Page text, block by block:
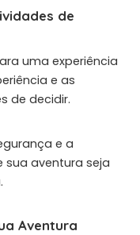
de
uma experiência
e as
de decidir.
e a
sua aventura seja
Aventura